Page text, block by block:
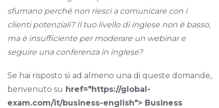
sfumano perché non riesci a comunicare con i
clienti potenziali? Il tuo livello di inglese non è basso,
ma è insufficiente per moderare un webinar e
seguire una conferenza in inglese?
Se hai risposto sì ad almeno una di queste domande,
benvenuto su href="https://global-
exam.com/it/business-english"> Business